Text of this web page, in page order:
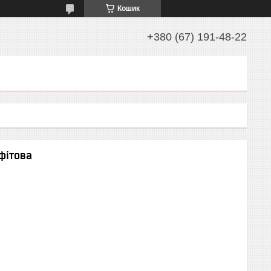
Кошик
+380 (67) 191-48-22